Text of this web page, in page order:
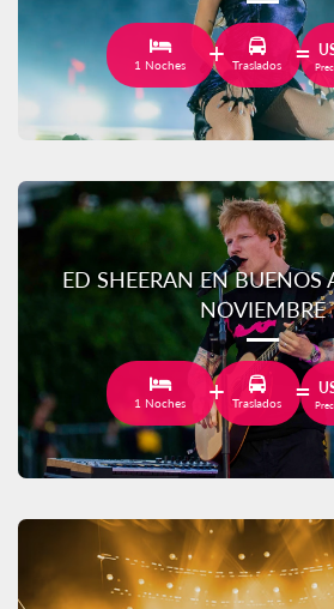
1 Noches Traslados
ED SHEERAN EN BUENOS
NOVIEMBRE
1 Noches Traslados